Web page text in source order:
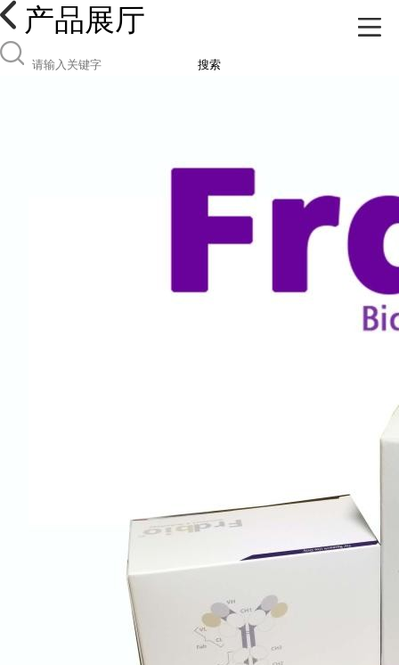
产品展厅
搜索